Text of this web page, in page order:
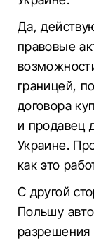
Да,
правовые
границей,
договора
и продавец
Украине.
как это
С другой
Польшу